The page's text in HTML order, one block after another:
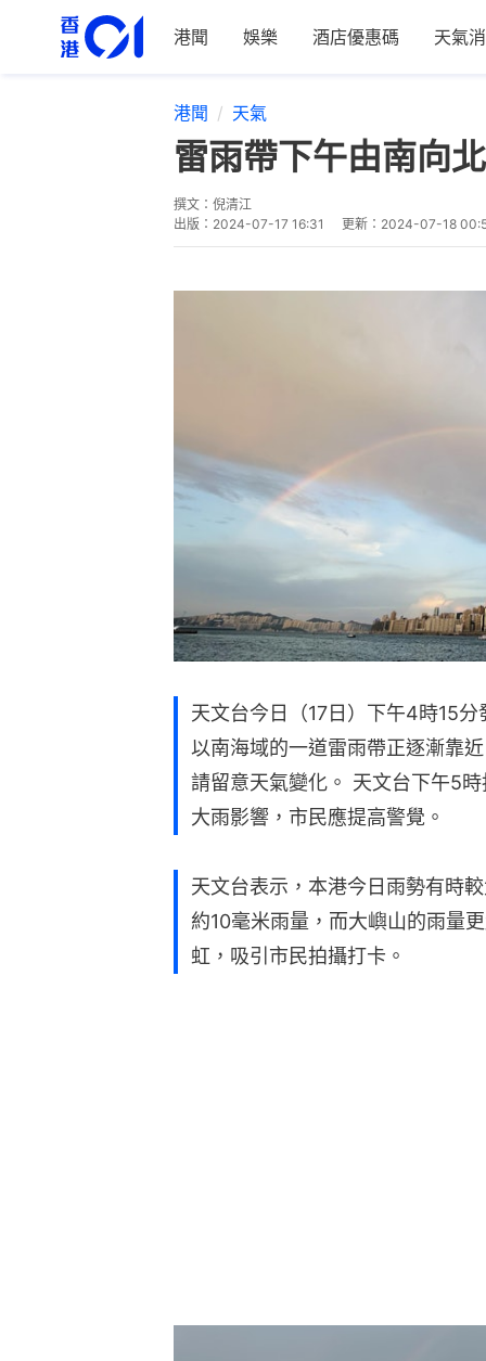
港聞 娛樂 酒店優惠碼 天氣
港聞 天氣
雷雨帶下午由南向
撰文： 倪清江
出版： 2024-07-17 16:31 更新： 2024-07-18
天文台今日（17日）下午4時15
以南海域的一道雷雨帶正逐漸靠
請留意天氣變化。 天文台下午5
大雨影響，市民應提高警覺。
天文台表示，本港今日雨勢有時
約10毫米雨量，而大嶼山的雨量
虹，吸引市民拍攝打卡。